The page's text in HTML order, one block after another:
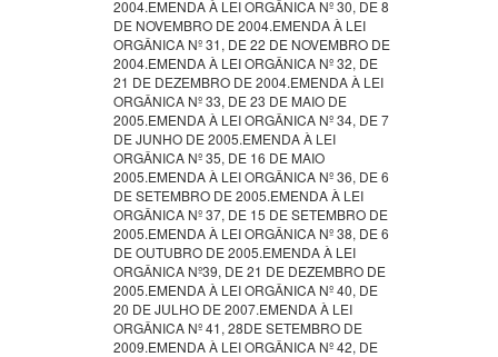
2004.EMENDA À LEI ORGÂNICA Nº 30, DE 8
DE NOVEMBRO DE 2004.EMENDA À LEI
ORGÂNICA Nº 31, DE 22 DE NOVEMBRO DE
2004.EMENDA À LEI ORGÂNICA Nº 32, DE
21 DE DEZEMBRO DE 2004.EMENDA À LEI
ORGÂNICA Nº 33, DE 23 DE MAIO DE
2005.EMENDA À LEI ORGÂNICA Nº 34, DE 7
DE JUNHO DE 2005.EMENDA À LEI
ORGÂNICA Nº 35, DE 16 DE MAIO
2005.EMENDA À LEI ORGÂNICA Nº 36, DE 6
DE SETEMBRO DE 2005.EMENDA À LEI
ORGÂNICA Nº 37, DE 15 DE SETEMBRO DE
2005.EMENDA À LEI ORGÂNICA Nº 38, DE 6
DE OUTUBRO DE 2005.EMENDA À LEI
ORGÂNICA Nº39, DE 21 DE DEZEMBRO DE
2005.EMENDA À LEI ORGÂNICA Nº 40, DE
20 DE JULHO DE 2007.EMENDA À LEI
ORGÂNICA Nº 41, 28DE SETEMBRO DE
2009.EMENDA À LEI ORGÂNICA Nº 42, DE